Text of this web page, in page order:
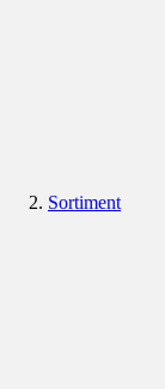
Sortiment